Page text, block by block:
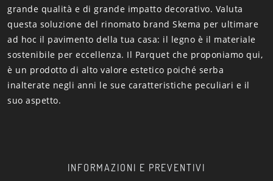
grande qualità e di grande impatto decorativo. Valuta
questa soluzione del rinomato brand Skema per ultimare
ad hoc il pavimento della tua casa: il legno è il materiale
sostenibile per eccellenza. Il Parquet che proponiamo qui,
è un prodotto di alto valore estetico poiché serba
inalterate negli anni le sue caratteristiche peculiari e il
suo aspetto.
INFORMAZIONI E PREVENTIVI